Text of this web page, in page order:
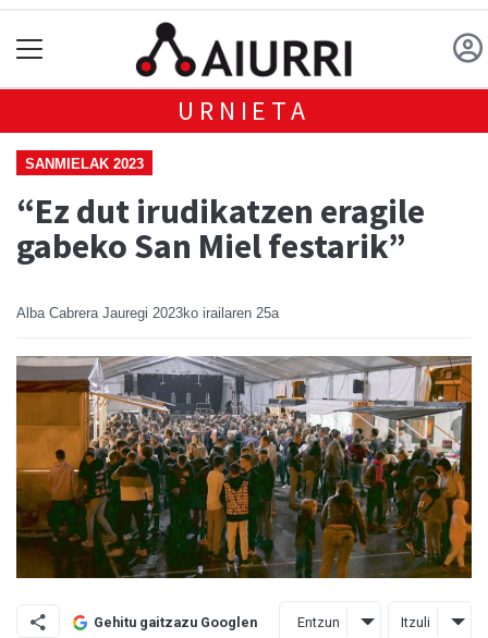
URNIETA
SANMIELAK 2023
“Ez dut irudikatzen eragile
gabeko San Miel festarik”
Alba Cabrera Jauregi 2023ko irailaren 25a
Gehitu gaitzazu Googlen Entzun Itzuli